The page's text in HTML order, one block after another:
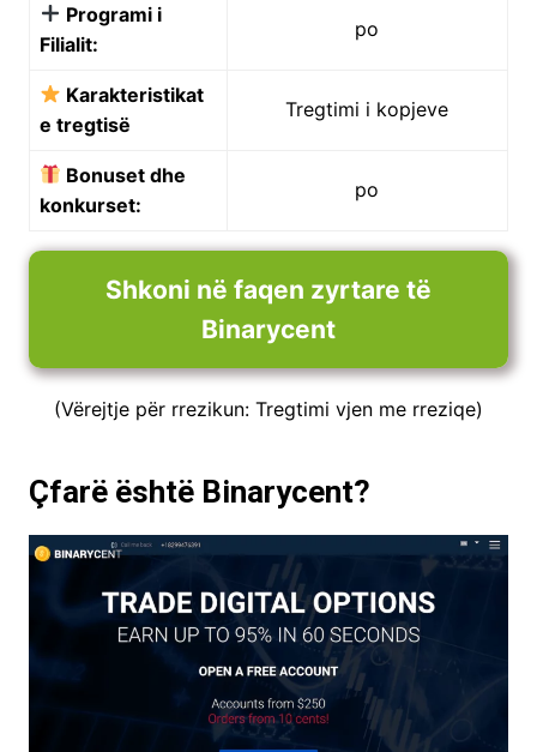
Programi i
Filialit:
po
Karakteristikat
e tregtisë
Tregtimi i kopjeve
Bonuset dhe
konkurset:
po
Shkoni në faqen zyrtare të
Binarycent
(Vërejtje për rrezikun: Tregtimi vjen me rreziqe)
Çfarë është Binarycent?